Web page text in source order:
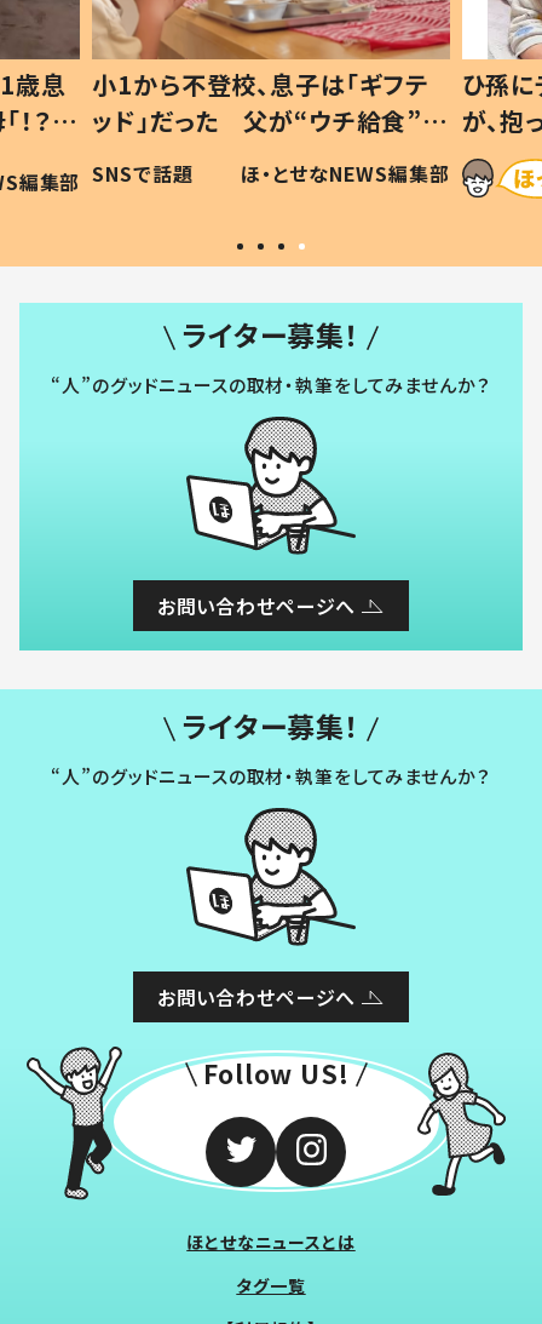
歳息
？」
編集部
小1から不登校、息子は「ギフテ
ッド」だった 父が“ウチ給食”を
作り続ける理由とは #令和の親
#令和の子
SNSで話題 ほ・とせなNEWS編集部
ひ孫
が、
「涙が
い」
ライター募集！
“人”のグッドニュースの取材・執筆をしてみませんか？
お問い合わせページへ
ライター募集！
“人”のグッドニュースの取材・執筆をしてみませんか？
お問い合わせページへ
Follow US!
ほとせなニュースとは
タグ一覧